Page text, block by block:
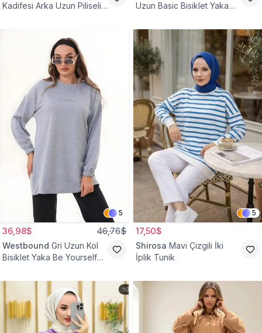
Kadifesi Arka Uzun Piliseli
Uzun Basic Bisiklet Yaka
5
36,98$ 46,76$
Westbound Gri Uzun Kol
Bisiklet Yaka Be Yourself
5
17,50$
Shirosa Mavi Çizgili İki
İplik Tunik